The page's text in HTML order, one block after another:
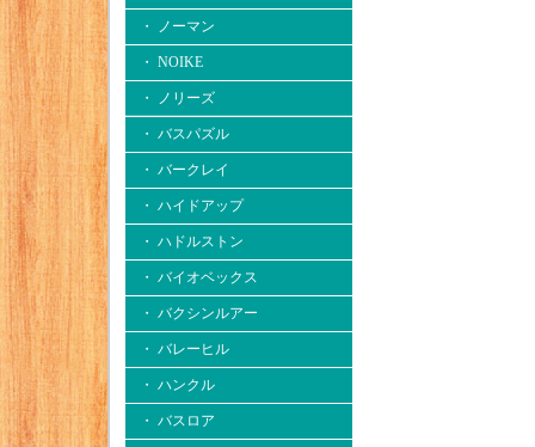
・ ノーマン
・ NOIKE
・ ノリーズ
・ バスパズル
・ バークレイ
・ ハイドアップ
・ ハドルストン
・ バイオベックス
・ バクシンルアー
・ バレーヒル
・ ハンクル
・ バスロア